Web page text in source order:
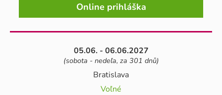
Online prihláška
05.06. - 06.06.2027
(sobota - nedeľa, za 301 dnů)
Bratislava
Voľné